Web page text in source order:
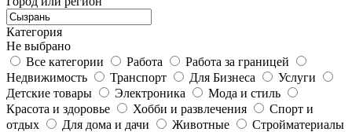
Категория
Не выбрано
Все категории
Работа
Работа за границей
Недвижимость
Транспорт Для Бизнеса
Услуги
Детские товары
Электроника
Мода и стиль
Красота и здоровье
Хобби и развлечения
Спорт и
отдых
Для дома и дачи Животные
Стройматериалы